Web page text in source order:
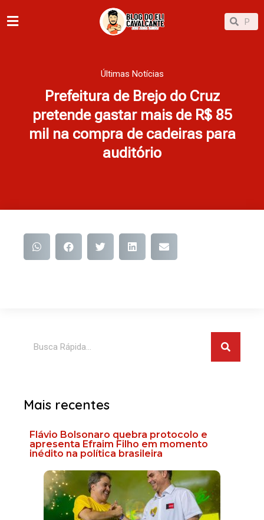
para
Pesquisar
Últimas Notícias
Prefeitura de Brejo do Cruz
pretende gastar mais de R$ 85
mil na compra de cadeiras para
auditório
Mais recentes
Flávio Bolsonaro quebra protocolo e
apresenta Efraim Filho em momento
inédito na política brasileira